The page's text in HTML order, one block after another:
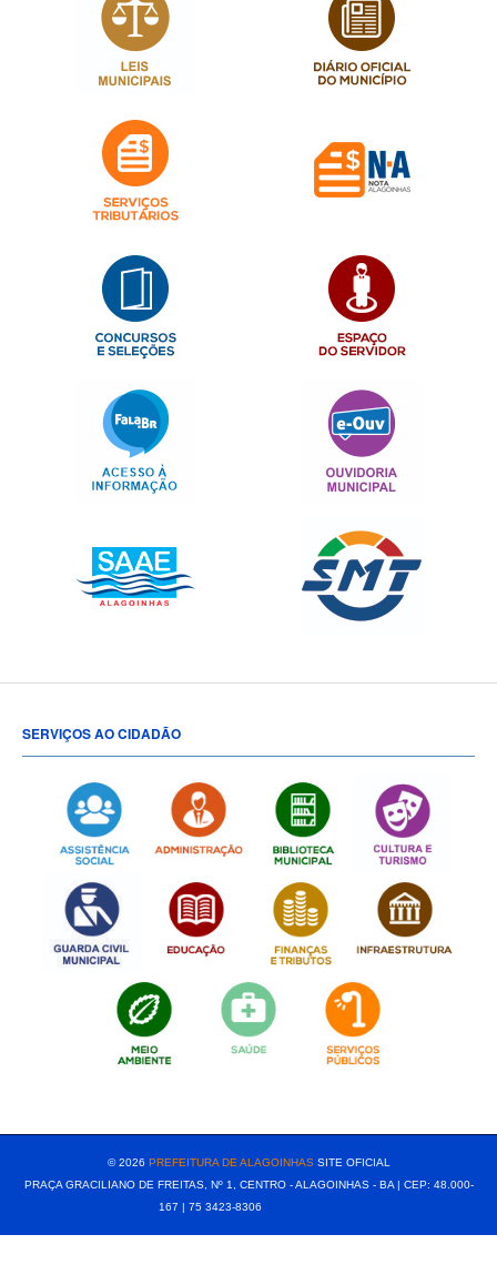
SERVIÇOS AO CIDADÃO
© 2026 PREFEITURA DE ALAGOINHASSITE OFICIAL
PRAÇA GRACILIANO DE FREITAS, Nº 1, CENTRO - ALAGOINHAS - BA | CEP: 48.000-
167 | 75 3423-8306⠀⠀⠀⠀⠀⠀⠀⠀⠀⠀